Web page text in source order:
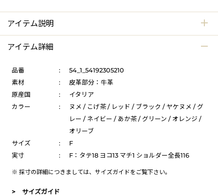
アイテム説明
アイテム詳細
品番 :
54_1_54192305210
素材
:
皮革部分：牛革
原産国
:
イタリア
カラー
:
ヌメ / こげ茶 / レッド / ブラック / ヤケヌメ / グ
レー / ネイビー / あか茶 / グリーン / オレンジ /
オリーブ
サイズ
:
F
実寸
: F：タテ18 ヨコ13 マチ1 ショルダー全長116
※ 採寸の詳細につきましては、 サイズガイドをご覧下さい。
> サイズガイド